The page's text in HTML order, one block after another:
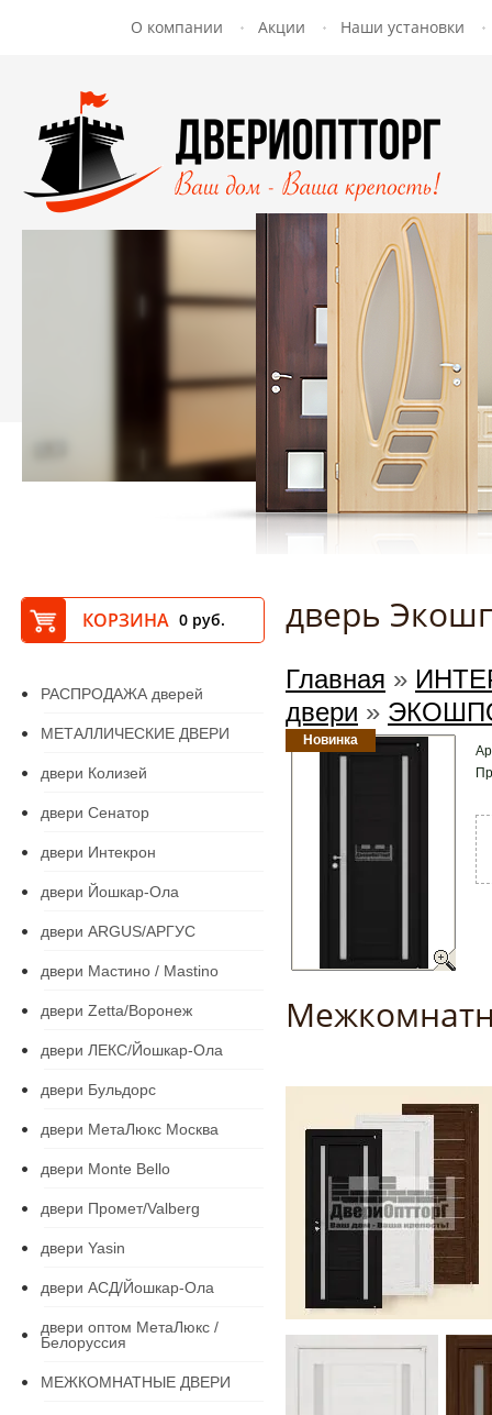
О компании Акции
Наши установки
дверь
Главная »
двери »
Новинка
КОРЗИНА 0 руб.
РАСПРОДАЖА дверей
МЕТАЛЛИЧЕСКИЕ ДВЕРИ
двери Колизей
двери Сенатор
двери Интекрон
двери Йошкар-Ола
двери ARGUS/АРГУС
двери Мастино / Mastino
двери Zetta/Воронеж
двери ЛЕКС/Йошкар-Ола
двери Бульдорс
двери МетаЛюкс Москва
двери Monte Bello
двери Промет/Valberg
двери Yasin
двери АСД/Йошкар-Ола
двери оптом МетаЛюкс /
Белоруссия
МЕЖКОМНАТНЫЕ ДВЕРИ